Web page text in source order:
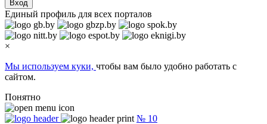
Вход
Единый профиль для всех порталов
×
Мы используем куки, чтобы вам было удобно работать с
сайтом.
Понятно
№ 10